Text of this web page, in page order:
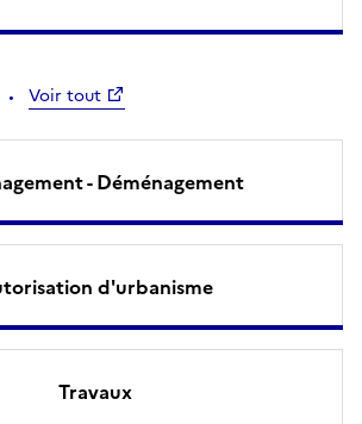
Voir tout
- Déménagement
d'urbanisme
Travaux